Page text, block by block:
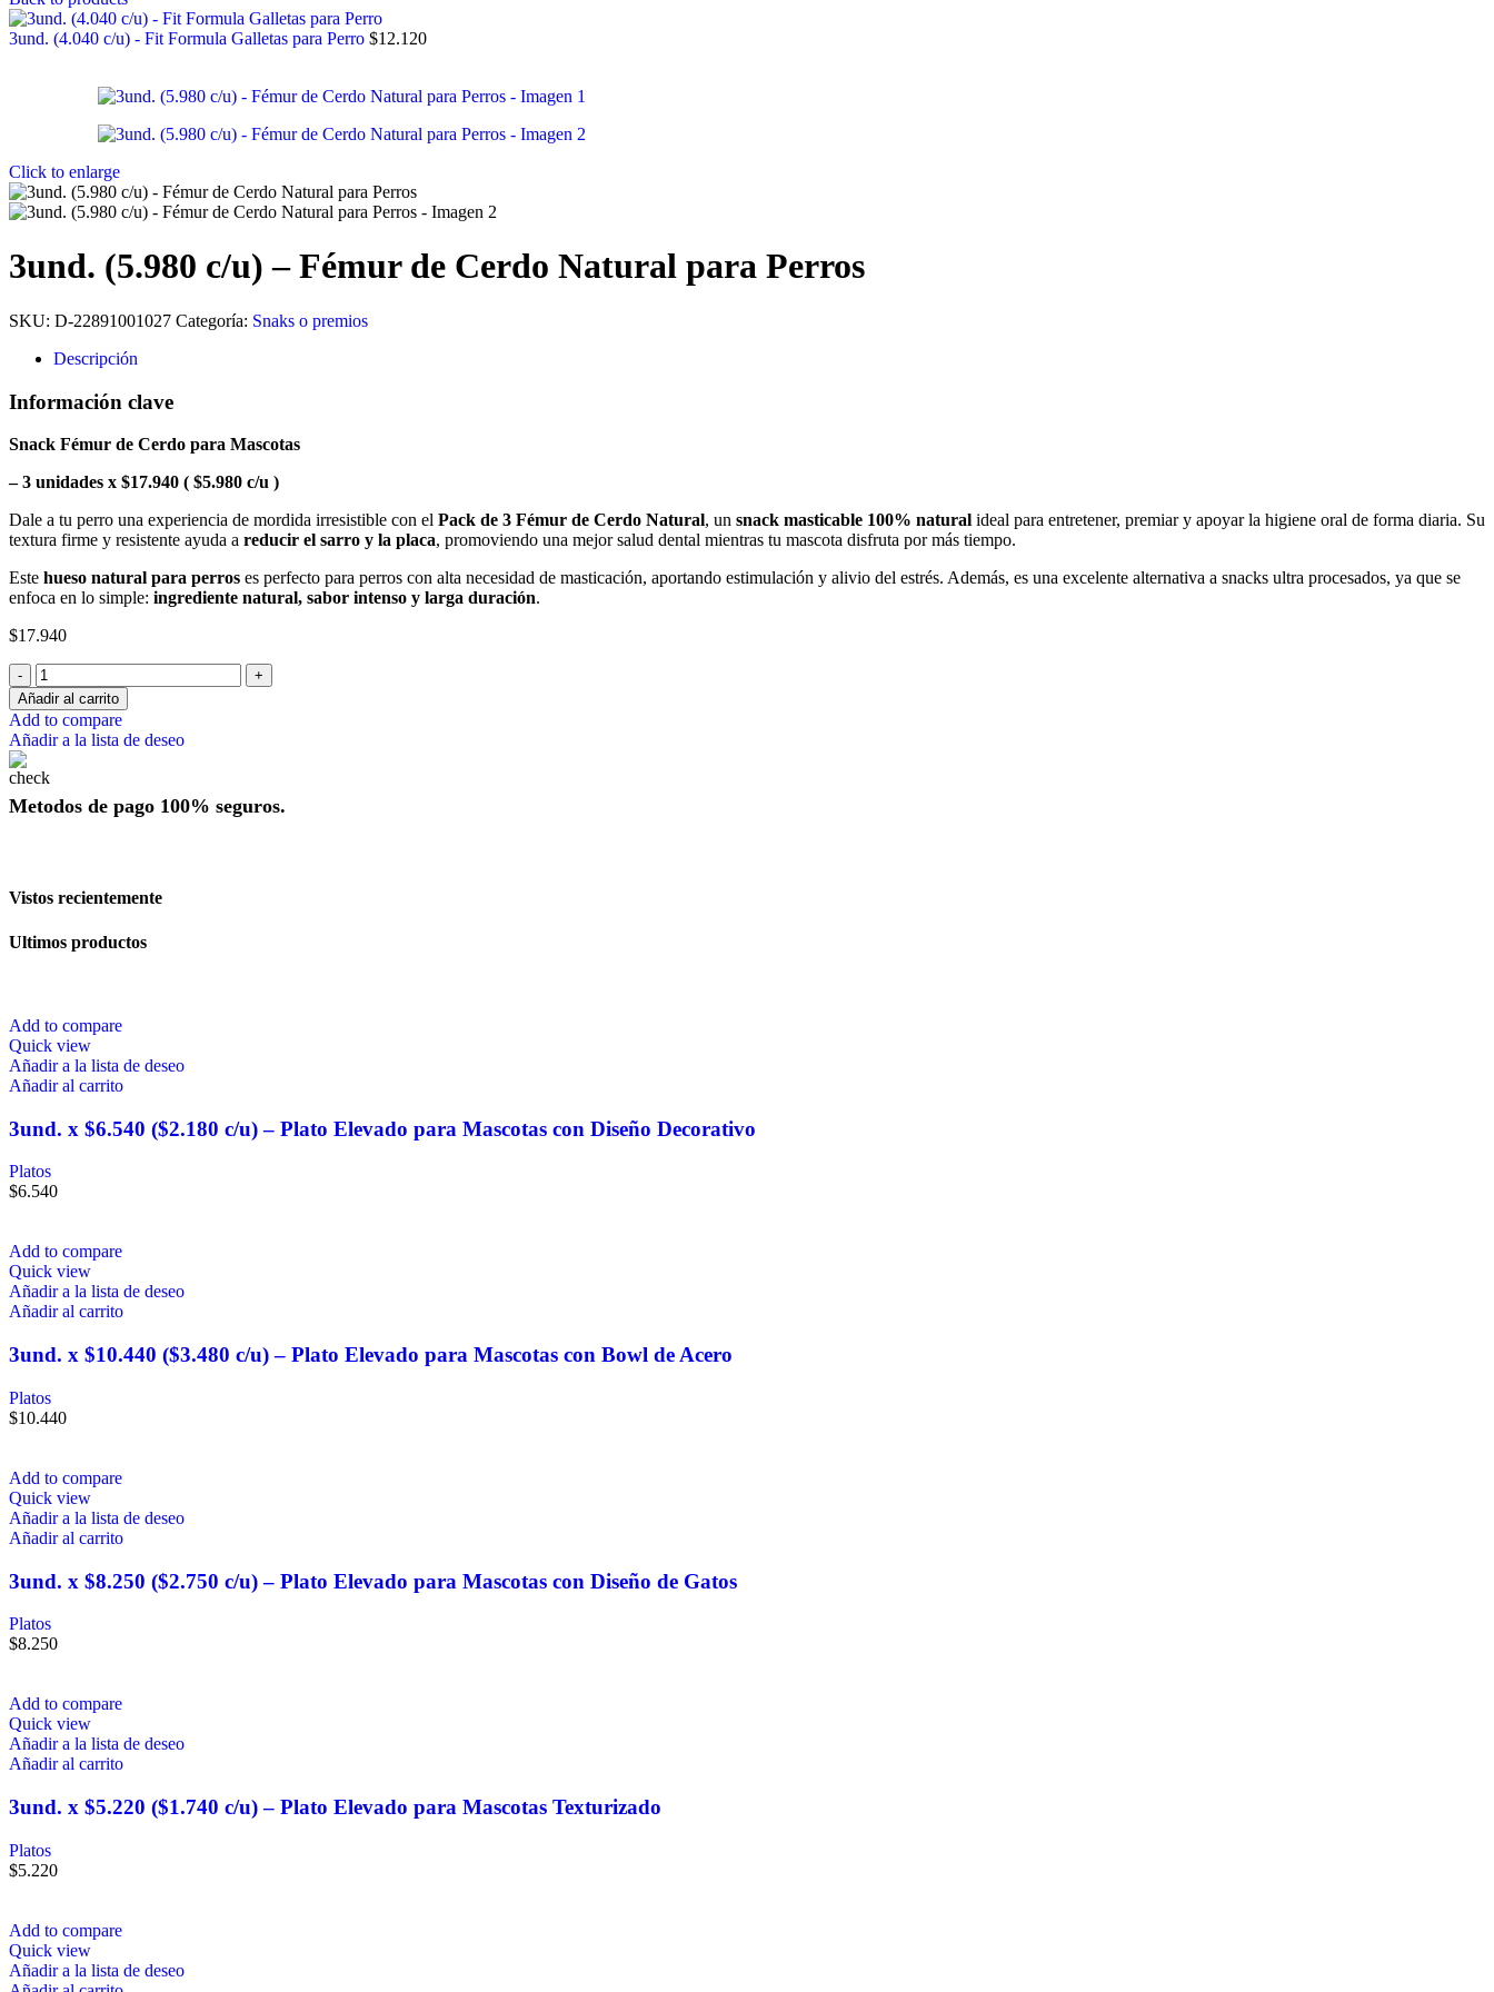
3und. (4.040 c/u) - Fit Formula Galletas para Perro $12.120
Click to enlarge
3und. (5.980 c/u) – Fémur de Cerdo Natural para Perros
SKU: D-22891001027 Categoría: Snaks o premios
Descripción
Información clave
Snack Fémur de Cerdo para Mascotas
– 3 unidades x $17.940 ( $5.980 c/u )
Dale a tu perro una experiencia de mordida irresistible con el Pack de 3 Fémur de Cerdo Natural, un snack masticable 100% natural ideal para entretener, premiar y apoyar la higiene oral de forma diaria. Su
textura firme y resistente ayuda a reducir el sarro y la placa, promoviendo una mejor salud dental mientras tu mascota disfruta por más tiempo.
Este hueso natural para perros es perfecto para perros con alta necesidad de masticación, aportando estimulación y alivio del estrés. Además, es una excelente alternativa a snacks ultra procesados, ya que se
enfoca en lo simple: ingrediente natural, sabor intenso y larga duración.
$17.940
Añadir al carrito
Add to compare
Añadir a la lista de deseo
Metodos de pago 100% seguros.
Vistos recientemente
Ultimos productos
Add to compare
Quick view
Añadir a la lista de deseo
Añadir al carrito
3und. x $6.540 ($2.180 c/u) – Plato Elevado para Mascotas con Diseño Decorativo
Platos
$6.540
Add to compare
Quick view
Añadir a la lista de deseo
Añadir al carrito
3und. x $10.440 ($3.480 c/u) – Plato Elevado para Mascotas con Bowl de Acero
Platos
$10.440
Add to compare
Quick view
Añadir a la lista de deseo
Añadir al carrito
3und. x $8.250 ($2.750 c/u) – Plato Elevado para Mascotas con Diseño de Gatos
Platos
$8.250
Add to compare
Quick view
Añadir a la lista de deseo
Añadir al carrito
3und. x $5.220 ($1.740 c/u) – Plato Elevado para Mascotas Texturizado
Platos
$5.220
Add to compare
Quick view
Añadir a la lista de deseo